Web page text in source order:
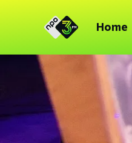
Home